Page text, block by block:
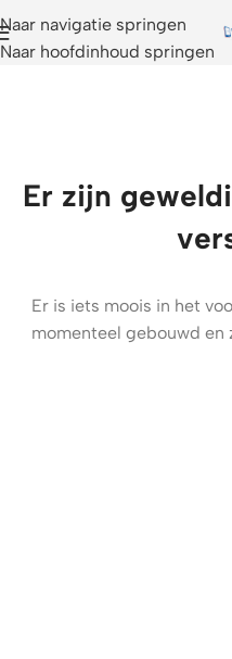
Naar navigatie springen
Naar hoofdinhoud springen
Er zijn
Er is iets moois in het
momenteel gebouwd en